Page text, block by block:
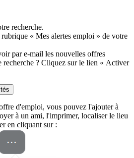
recherche.
« Mes alertes emploi » de votre
par e-mail les nouvelles offres
recherche ? Cliquez sur le lien « Activer
d'emploi, vous pouvez l'ajouter à
à un ami, l'imprimer, localiser le lieu
en cliquant sur :